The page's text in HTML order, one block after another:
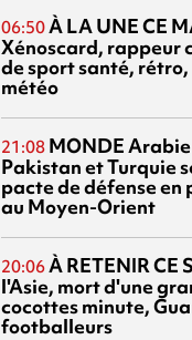
06:50À LA UNE CE
Xénoscard, rappeur
de sport santé, rétro,
météo
21:08 MONDE
Pakistan et Turquie
pacte de défense en
au Moyen-Orient
20:06À RETENIR CE
l'Asie, mort d'une
cocottes minute,
footballeurs